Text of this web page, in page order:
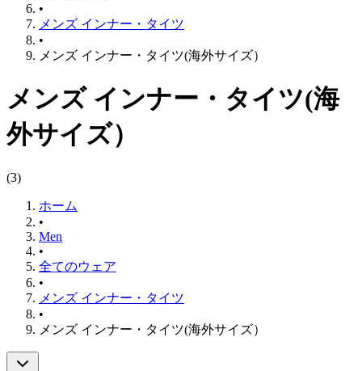
•
メンズ インナー・タイツ
•
メンズ インナー・タイツ(海外サイズ）
メンズ インナー・タイツ(海
外サイズ）
(3)
ホーム
•
Men
•
全てのウェア
•
メンズ インナー・タイツ
•
メンズ インナー・タイツ(海外サイズ）